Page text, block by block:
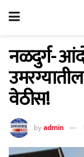
नळदुर्ग-
वेठीस!
byadmin